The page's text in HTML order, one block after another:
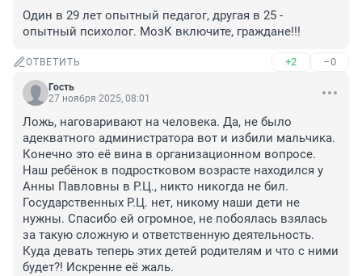
Один в 29 лет опытный педагог, другая в 25 -
опытный психолог. МозК включите, граждане!!!
ОТВЕТИТЬ +2 –0
Гость
27 ноября 2025, 08:01
Ложь, наговаривают на человека. Да, не было
адекватного администратора вот и избили мальчика.
Конечно это её вина в организационном вопросе.
Наш ребёнок в подростковом возрасте находился у
Анны Павловны в Р.Ц., никто никогда не бил.
Государственных Р.Ц. нет, никому наши дети не
нужны. Спасибо ей огромное, не побоялась взялась
за такую сложную и ответственную деятельность.
Куда девать теперь этих детей родителям и что с ними
будет?! Искренне её жаль.